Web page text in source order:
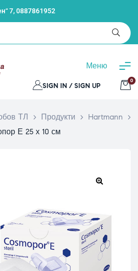
7,0887861952
Меню
SIGN IN / SIGN UP
0
ТЛ > Продукти > Hartmann
>
Е 25 х 10 см